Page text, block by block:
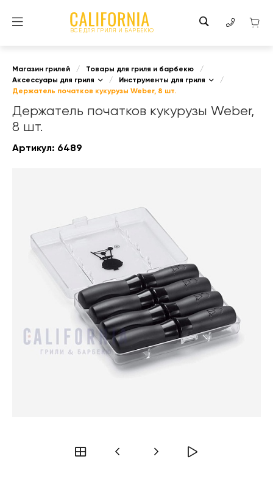
ВСЕ ДЛЯ ГРИЛЯ И БАРБЕКЮ
Магазин грилей / Товары для гриля и барбекю
/
Аксессуары для гриля
/ Инструменты для гриля
/
Держатель початков кукурузы Weber, 8 шт.
Держатель початков кукурузы Weber,
8 шт.
Артикул: 6489